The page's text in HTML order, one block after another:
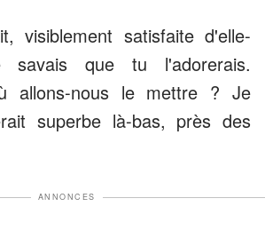
visiblement satisfaite d'elle-
que tu l'adorerais.
allons-nous le mettre ? Je
superbe là-bas, près des
ANNONCES